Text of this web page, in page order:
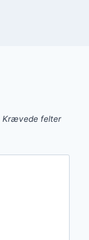
Krævede felter